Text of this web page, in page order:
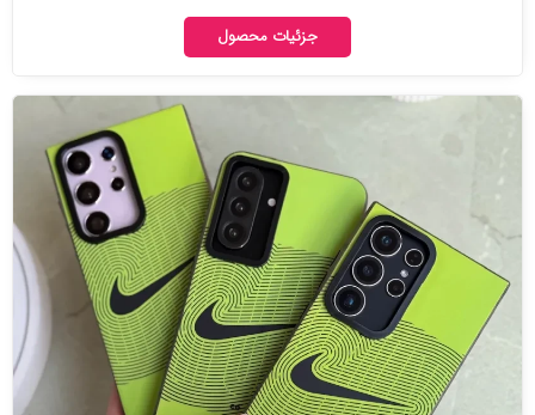
جزئیات محصول